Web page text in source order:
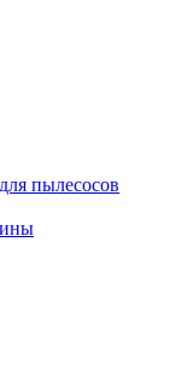
пылесосов